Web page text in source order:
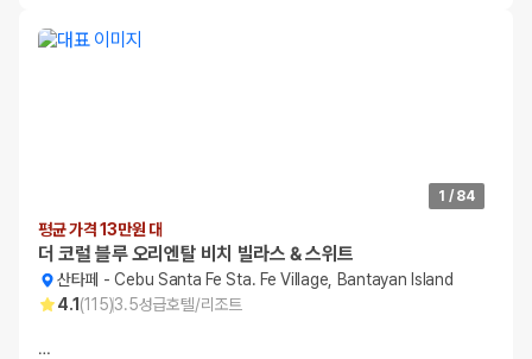
1 / 84
평균 가격 13만원 대
더 코럴 블루 오리엔탈 비치 빌라스 & 스위트
산타페 -Cebu Santa Fe Sta. Fe Village, Bantayan Island
4.1 (115)3.5성급호텔/리조트
…